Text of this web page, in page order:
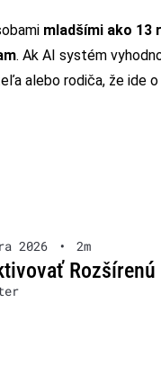
mladšími ako 13
. Ak AI systém
alebo rodiča, že ide
2026 • 2m
Rozšírenú